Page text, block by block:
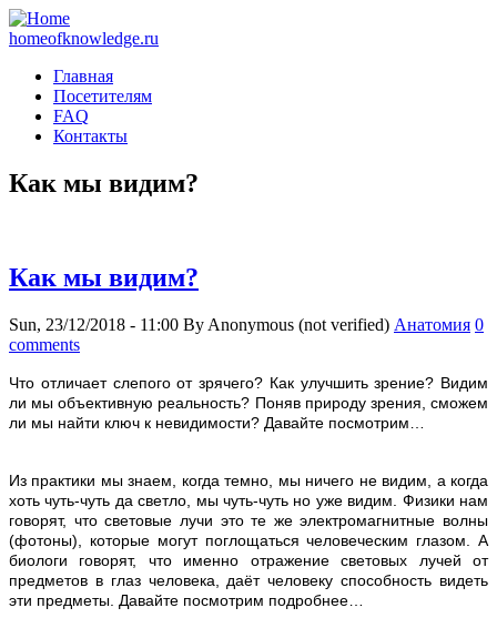
homeofknowledge.ru
Главная
Посетителям
FAQ
Контакты
Как мы видим?
Как мы видим?
Sun, 23/12/2018 - 11:00 By Anonymous (not verified) Анатомия 0
comments
Что отличает слепого от зрячего? Как улучшить зрение? Видим
ли мы объективную реальность? Поняв природу зрения, сможем
ли мы найти ключ к невидимости? Давайте посмотрим…
Из практики мы знаем, когда темно, мы ничего не видим, а когда
хоть чуть-чуть да светло, мы чуть-чуть но уже видим. Физики нам
говорят, что световые лучи это те же электромагнитные волны
(фотоны), которые могут поглощаться человеческим глазом. А
биологи говорят, что именно отражение световых лучей от
предметов в глаз человека, даёт человеку способность видеть
эти предметы. Давайте посмотрим подробнее…